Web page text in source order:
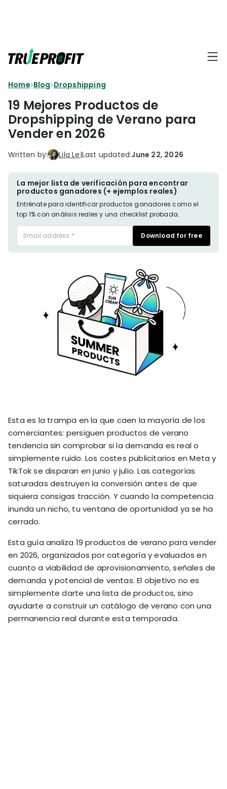
Product
Marketing
P&L Report
TikTok Shop's
Net Profit
MCP
Customer
Lifetime Value
Tracking
Integrations
Learn why net profit
matters — and why
TrueProfit does it
best.
USE CASES
Tracking
Optimization
Ad Tracking
TRUEPROFIT IS
FOR
Small
Business
Hacks
Finance
Fundamentals
Dropshipping
Shopify
Knowledge
TOOLS→
Shopify Profit
Calculator
Print On Demand
Profit Calculator
Gross Profit
Calculator
Shopify Fees
Calculator
Shopify Theme
Detector
RESOURCES
Profit Lab
Newsletter
Insider
Shopify
dropshippers
who care about
profitability.
TrueProfit
Playbooks
Hand-picked
resources to
Affiliate
stronger
and
About
TrueProfit
Home Blog Dropshipping
19 Mejores Productos de
Dropshipping de Verano para
Vender en 2026
Written by: Lila Le|Last updated:June 22, 2026
La mejor lista de verificación para encontrar
productos ganadores (+ ejemplos reales)
Entrénate para identificar productos ganadores como el
top 1% con análisis reales y una checklist probada.
Download for free
Esta es la trampa en la que caen la mayoría de los
comerciantes: persiguen productos de verano
tendencia sin comprobar si la demanda es real o
simplemente ruido. Los costes publicitarios en Meta y
TikTok se disparan en junio y julio. Las categorías
saturadas destruyen la conversión antes de que
siquiera consigas tracción. Y cuando la competencia
inunda un nicho, tu ventana de oportunidad ya se ha
cerrado.
Esta guía analiza 19 productos de verano para vender
en 2026, organizados por categoría y evaluados en
cuanto a viabilidad de aprovisionamiento, señales de
demanda y potencial de ventas. El objetivo no es
simplemente darte una lista de productos, sino
ayudarte a construir un catálogo de verano con una
permanencia real durante esta temporada.